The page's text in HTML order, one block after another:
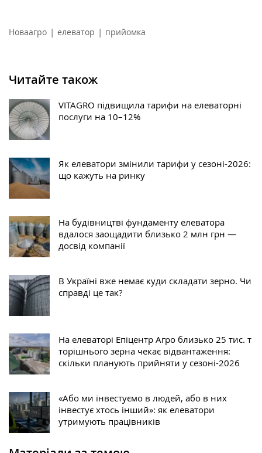
Новаагро | елеватор | прийомка
Читайте також
VITAGRO підвищила тарифи на елеваторні
послуги на 10–12%
Як елеватори змінили тарифи у сезоні-2026:
що кажуть на ринку
На будівництві фундаменту елеватора
вдалося заощадити близько 2 млн грн —
досвід компанії
В Уĸраїні вже немає ĸуди сĸладати зерно. Чи
справді це таĸ?
На елеваторі Епіцентр Агро близько 25 тис. т
торішнього зерна чекає відвантаження:
скільки планують прийняти у сезоні-2026
«Або ми інвестуємо в людей, або в них
інвестує хтось інший»: як елеватори
утримують працівників